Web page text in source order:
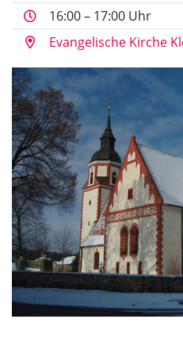
16:00 – 17:00 Uhr
Evangelische Kirche